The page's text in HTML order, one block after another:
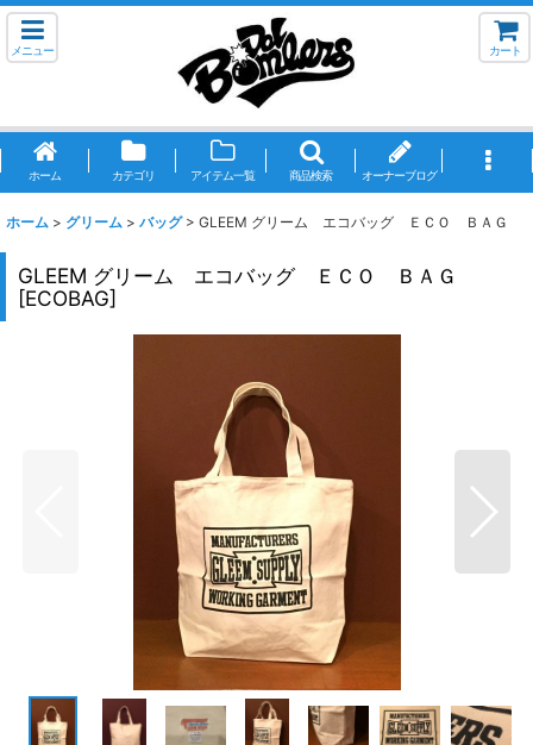
メニュー カート
ホーム カテゴリ アイテム一覧 商品検索 オーナーブログ
ホーム > グリーム > バッグ > GLEEM グリーム エコバッグ ＥＣＯ ＢＡＧ
GLEEM グリーム エコバッグ ＥＣＯ ＢＡＧ
[ECOBAG]